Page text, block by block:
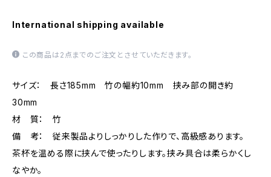
International shipping available
この商品は2点までのご注文とさせていただきます。
サイズ： 長さ185mm 竹の幅約10mm 挟み部の開き約
30mm
材 質： 竹
備 考： 従来製品よりしっかりした作りで、高級感あります。
茶杯を温める際に挟んで使ったりします。挟み具合は柔らかくし
なやか。